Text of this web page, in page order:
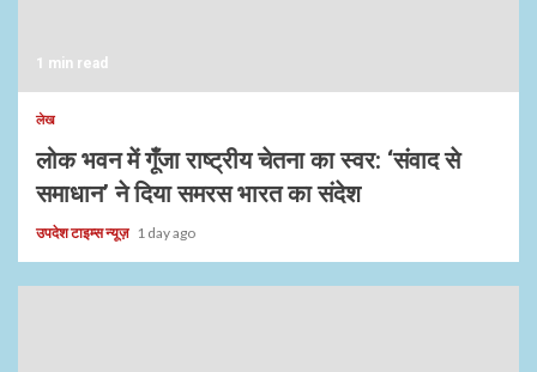
1 min read
लेख
लोक भवन में गूँजा राष्ट्रीय चेतना का स्वर: ‘संवाद से
समाधान’ ने दिया समरस भारत का संदेश
उपदेश टाइम्स न्यूज़ 1 day ago